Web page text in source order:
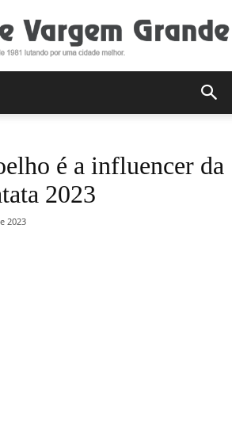
de
é a influencer da
2023
2023